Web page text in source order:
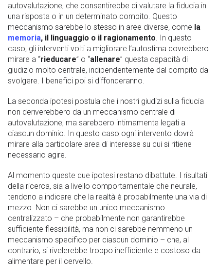
autovalutazione, che consentirebbe di valutare la fiducia in
una risposta o in un determinato compito. Questo
meccanismo sarebbe lo stesso in aree diverse, come la
memoria, il linguaggio o il ragionamento . In questo
caso, gli interventi volti a migliorare l’autostima dovrebbero
mirare a “rieducare” o “allenare” questa capacità di
giudizio molto centrale, indipendentemente dal compito da
svolgere. I benefici poi si diffonderanno.
La seconda ipotesi postula che i nostri giudizi sulla fiducia
non deriverebbero da un meccanismo centrale di
autovalutazione, ma sarebbero intimamente legati a
ciascun dominio. In questo caso ogni intervento dovrà
mirare alla particolare area di interesse su cui si ritiene
necessario agire.
Al momento queste due ipotesi restano dibattute. I risultati
della ricerca, sia a livello comportamentale che neurale,
tendono a indicare che la realtà è probabilmente una via di
mezzo. Non ci sarebbe un unico meccanismo
centralizzato – che probabilmente non garantirebbe
sufficiente flessibilità, ma non ci sarebbe nemmeno un
meccanismo specifico per ciascun dominio – che, al
contrario, si rivelerebbe troppo inefficiente e costoso da
alimentare per il cervello.